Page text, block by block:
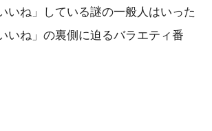
いね」している謎の一般人はいった
いね」の裏側に迫るバラエティ番